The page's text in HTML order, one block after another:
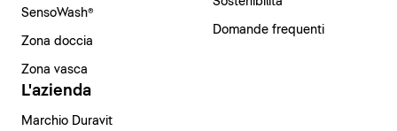
SensoWash®
Zona doccia
Zona vasca
Domande frequenti
L'azienda
Marchio Duravit